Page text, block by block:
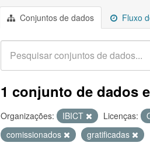
Conjuntos de dados Fluxo
1 conjunto de dados
Organizações: IBICT Licenças:
comissionados
gratificadas